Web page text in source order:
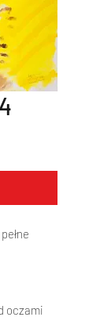
oczami